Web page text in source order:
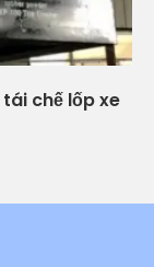
chế lốp xe